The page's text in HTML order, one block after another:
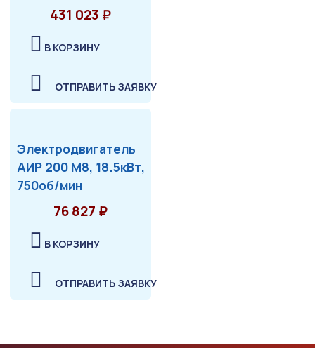
431 023 ₽
В КОРЗИНУ
ОТПРАВИТЬ ЗАЯВКУ
Электродвигатель
АИР 200 М8, 18.5кВт,
750об/мин
76 827 ₽
В КОРЗИНУ
ОТПРАВИТЬ ЗАЯВКУ